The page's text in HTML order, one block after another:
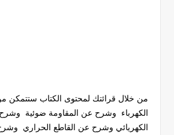
من خلال قرائتك لمحتوى الكتاب
الكهرباء وشرح عن المقاومة ضوئية
الكهريائي وشرح عن القاطع الحراري